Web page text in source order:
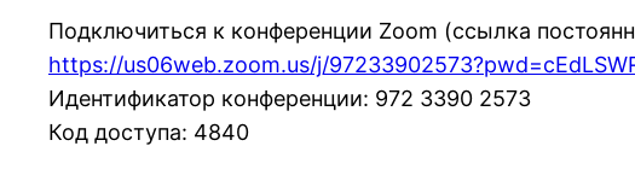
Подключиться к конференции Zoom (ссылка
https://us06web.zoom.us/j/
Идентификатор конференции: 972 3390 2573
Код доступа: 4840